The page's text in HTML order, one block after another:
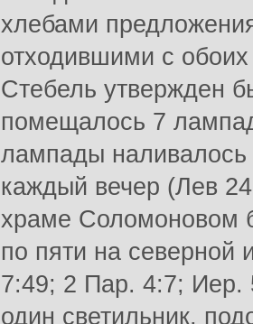
хлебами
отходившими с
Стебель утвержден
помещалось 7
лампады наливалось
каждый вечер (Лев
храме Соломоновом
по пяти на
7:49; 2 Пар. 4:7; Иер.
один светильник,